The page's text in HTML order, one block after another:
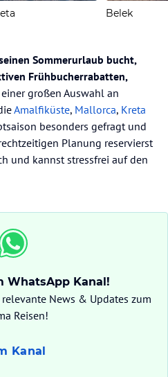
Belek
Sommerurlaub bucht,
Frühbucherrabatten,
großen Auswahl an
Amalfiküste, Mallorca, Kreta
besonders gefragt und
Planung reservierst
und kannst stressfrei auf den
WhatsApp Kanal!
News & Updates zum
Reisen!
Kanal